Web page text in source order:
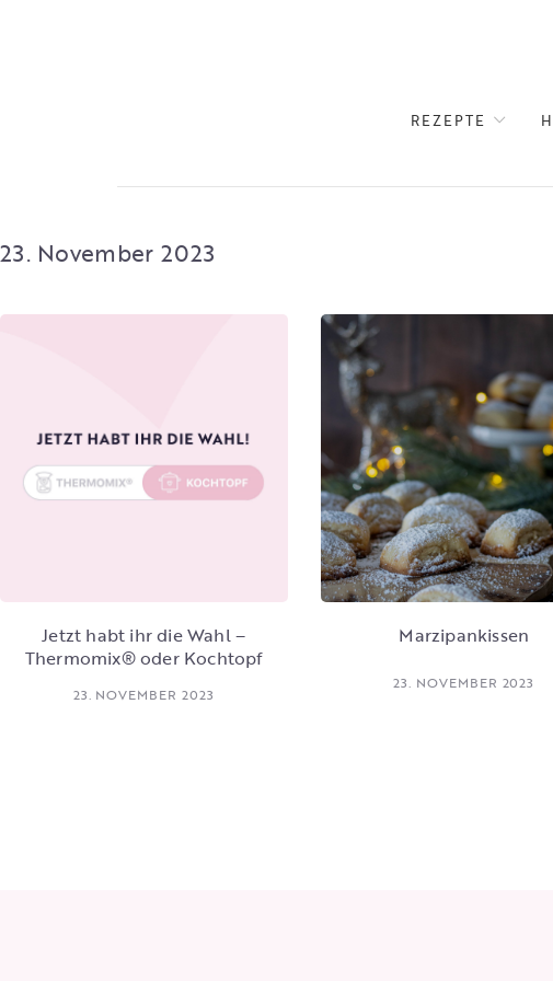
REZEPTE
23. November 2023
Jetzt habt ihr die Wahl –
Thermomix® oder Kochtopf
23. NOVEMBER 2023
Marzipankissen
23. NOVEMBER 2023